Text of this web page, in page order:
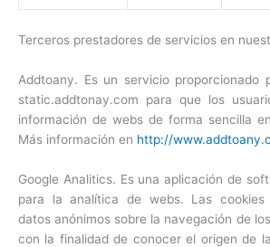
Terceros prestadores de servicios en
Addtoany. Es un servicio proporcionado
static.addtonay.com para que los
información de webs de forma sencilla
Más información en http://
Google Analitics. Es una aplicación de
para la analítica de webs. Las cookies
datos anónimos sobre la navegación de
con la finalidad de conocer el origen de